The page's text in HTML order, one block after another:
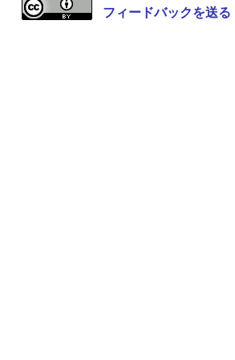
フィードバックを送る